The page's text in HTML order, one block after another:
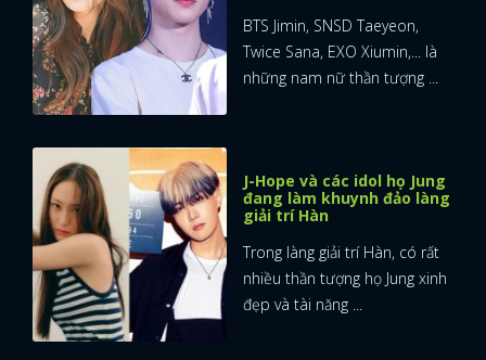
BTS Jimin, SNSD Taeyeon,
Twice Sana, EXO Xiumin,... là
những nam nữ thần tượng ...
J-Hope và các idol họ Jung
đang làm khuynh đảo làng
giải trí Hàn
Trong làng giải trí Hàn, có rất
nhiều thần tượng họ Jung xinh
đẹp và tài năng ...